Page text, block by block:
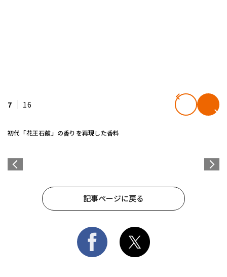
7 16
初代「花王石鹸」の香りを再現した香料
記事ページに戻る